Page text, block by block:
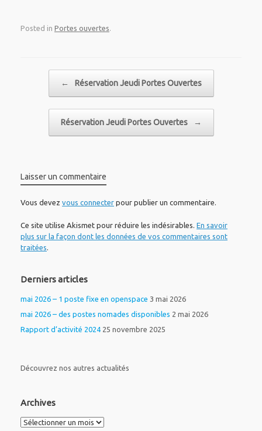
Posted in Portes ouvertes.
← Réservation Jeudi Portes Ouvertes
Réservation Jeudi Portes Ouvertes →
Laisser un commentaire
Vous devez vous connecter pour publier un commentaire.
Ce site utilise Akismet pour réduire les indésirables. En savoir
plus sur la façon dont les données de vos commentaires sont
traitées.
Derniers articles
mai 2026 – 1 poste fixe en openspace 3 mai 2026
mai 2026 – des postes nomades disponibles 2 mai 2026
Rapport d’activité 2024 25 novembre 2025
Découvrez nos autres actualités
Archives
Archives